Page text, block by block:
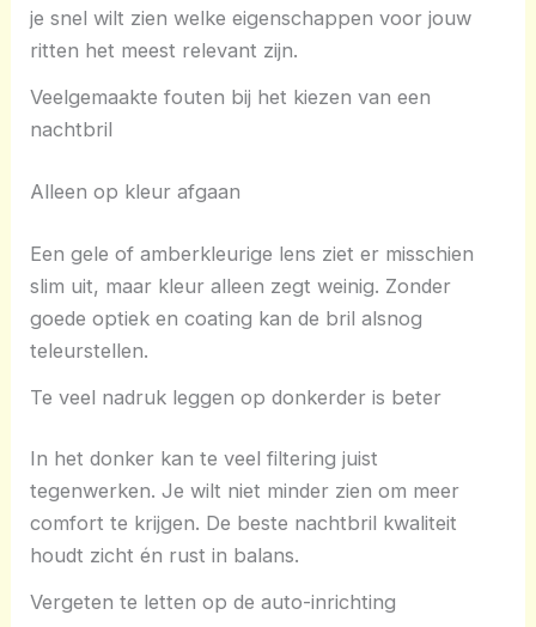
je snel wilt zien welke eigenschappen voor jouw
ritten het meest relevant zijn.
Veelgemaakte fouten bij het kiezen van een
nachtbril
Alleen op kleur afgaan
Een gele of amberkleurige lens ziet er misschien
slim uit, maar kleur alleen zegt weinig. Zonder
goede optiek en coating kan de bril alsnog
teleurstellen.
Te veel nadruk leggen op donkerder is beter
In het donker kan te veel filtering juist
tegenwerken. Je wilt niet minder zien om meer
comfort te krijgen. De beste nachtbril kwaliteit
houdt zicht én rust in balans.
Vergeten te letten op de auto-inrichting